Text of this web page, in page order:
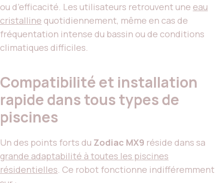
ou d’efficacité. Les utilisateurs retrouvent une eau
cristalline quotidiennement, même en cas de
fréquentation intense du bassin ou de conditions
climatiques difficiles.
Compatibilité et installation
rapide dans tous types de
piscines
Un des points forts du Zodiac MX9 réside dans sa
grande adaptabilité à toutes les piscines
résidentielles . Ce robot fonctionne indifféremment